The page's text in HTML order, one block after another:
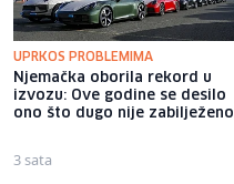
UPRKOS PROBLEMIMA
Njemačka oborila rekord u
izvozu: Ove godine se desilo
ono što dugo nije zabilježeno
3 sata